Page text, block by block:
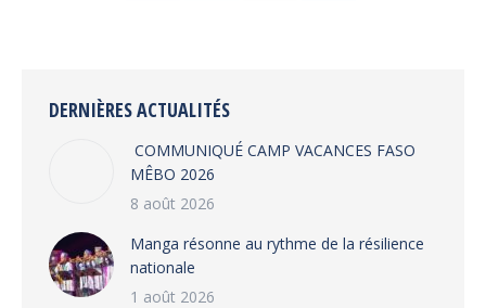
DERNIÈRES ACTUALITÉS
COMMUNIQUÉ CAMP VACANCES FASO
MÊBO 2026
8 août 2026
Manga résonne au rythme de la résilience
nationale
1 août 2026